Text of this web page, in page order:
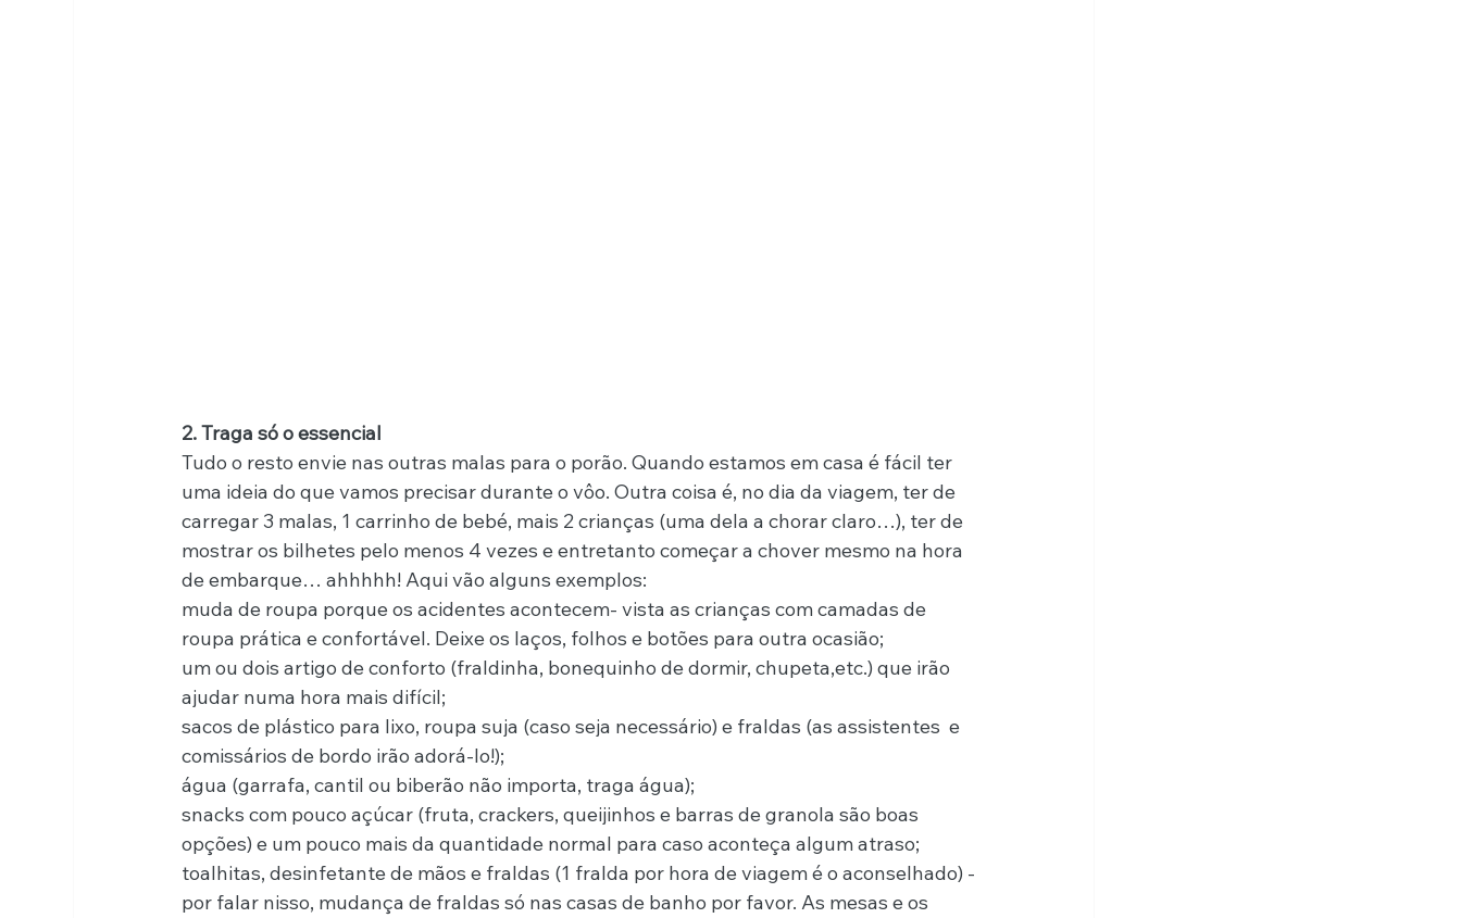
2. Traga só o essencial
Tudo o resto envie nas outras malas para o porão. Quando estamos em casa é fácil ter
uma ideia do que vamos precisar durante o vôo. Outra coisa é, no dia da viagem, ter de
carregar 3 malas, 1 carrinho de bebé, mais 2 crianças (uma dela a chorar claro…), ter de
mostrar os bilhetes pelo menos 4 vezes e entretanto começar a chover mesmo na hora
de embarque… ahhhhh! Aqui vão alguns exemplos:
muda de roupa porque os acidentes acontecem- vista as crianças com camadas de
roupa prática e confortável. Deixe os laços, folhos e botões para outra ocasião;
um ou dois artigo de conforto (fraldinha, bonequinho de dormir, chupeta,etc.) que irão
ajudar numa hora mais difícil;
sacos de plástico para lixo, roupa suja (caso seja necessário) e fraldas (as assistentes  e
comissários de bordo irão adorá-lo!);
água (garrafa, cantil ou biberão não importa, traga água);
snacks com pouco açúcar (fruta, crackers, queijinhos e barras de granola são boas
opções) e um pouco mais da quantidade normal para caso aconteça algum atraso;
toalhitas, desinfetante de mãos e fraldas (1 fralda por hora de viagem é o aconselhado) -
por falar nisso, mudança de fraldas só nas casas de banho por favor. As mesas e os